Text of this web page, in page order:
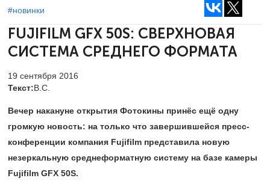
#новинки
FUJIFILM GFX 50S: СВЕРХНОВАЯ
СИСТЕМА СРЕДНЕГО ФОРМАТА
19 сентября 2016
Текст:В.С.
Вечер накануне открытия Фотокины принёс ещё одну
громкую новость: на только что завершившейся пресс-
конференции компания Fujifilm представила новую
незеркальную среднеформатную систему на базе камеры
Fujifilm GFX 50S.